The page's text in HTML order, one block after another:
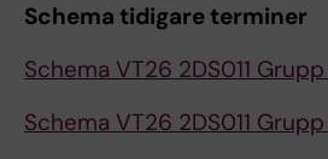
Schema tidigare terminer
Schema VT26 2DS011
Schema VT26 2DS011 Grupp